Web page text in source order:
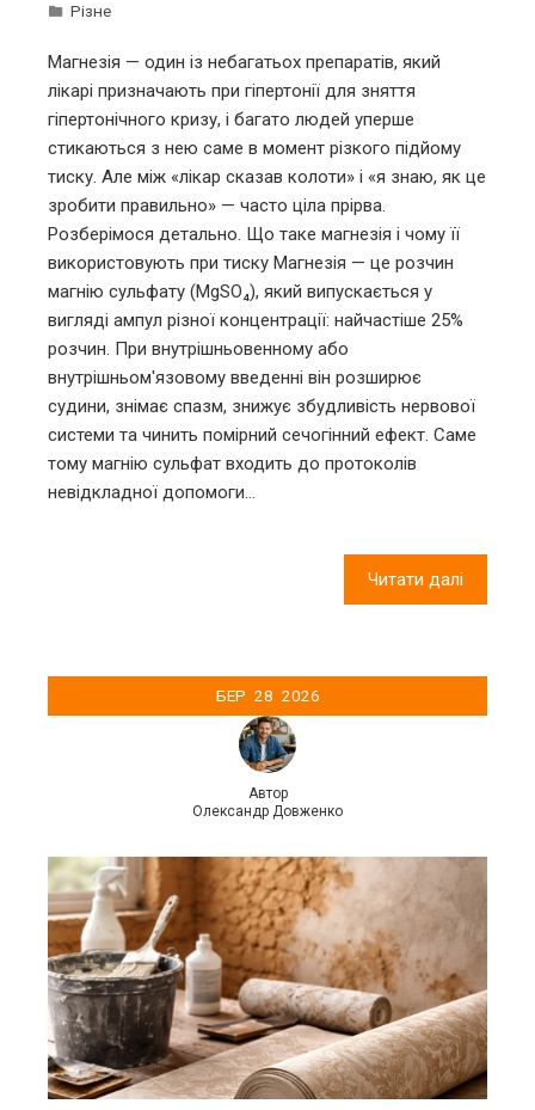
Різне
Магнезія — один із небагатьох препаратів, який
лікарі призначають при гіпертонії для зняття
гіпертонічного кризу, і багато людей уперше
стикаються з нею саме в момент різкого підйому
тиску. Але між «лікар сказав колоти» і «я знаю, як це
зробити правильно» — часто ціла прірва.
Розберімося детально. Що таке магнезія і чому її
використовують при тиску Магнезія — це розчин
магнію сульфату (MgSO₄), який випускається у
вигляді ампул різної концентрації: найчастіше 25%
розчин. При внутрішньовенному або
внутрішньом'язовому введенні він розширює
судини, знімає спазм, знижує збудливість нервової
системи та чинить помірний сечогінний ефект. Саме
тому магнію сульфат входить до протоколів
невідкладної допомоги…
Читати далі
БЕР 28 2026
Автор
Олександр Довженко